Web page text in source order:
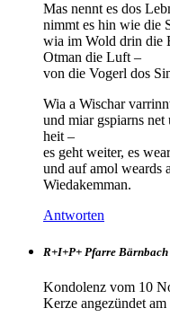
Mas nennt es dos
nimmt es hin wie die
wia im Wold drin die
Otman die Luft –
von die Vogerl dos
Wia a Wischar
und miar gspiarns net
heit –
es geht weiter, es
und auf amol weards
Wiedakemman.
Antworten
R+I+P+ Pfarre Bärnbach
Kondolenz vom 10
Kerze angezündet am